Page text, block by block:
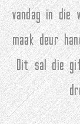
vandag in
maak deur
Dit sal die